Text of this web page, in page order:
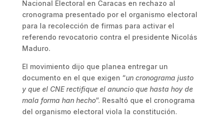
Nacional Electoral en Caracas en rechazo al
cronograma presentado por el organismo electoral
para la recolección de firmas para activar el
referendo revocatorio contra el presidente Nicolás
Maduro.
El movimiento dijo que planea entregar un
documento en el que exigen “un cronograma justo
y que el CNE rectifique el anuncio que hasta hoy de
mala forma han hecho”. Resaltó que el cronograma
del organismo electoral viola la constitución.